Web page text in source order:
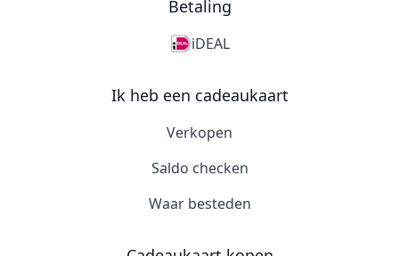
Betaling
iDEAL
Ik heb een cadeaukaart
Verkopen
Saldo checken
Waar besteden